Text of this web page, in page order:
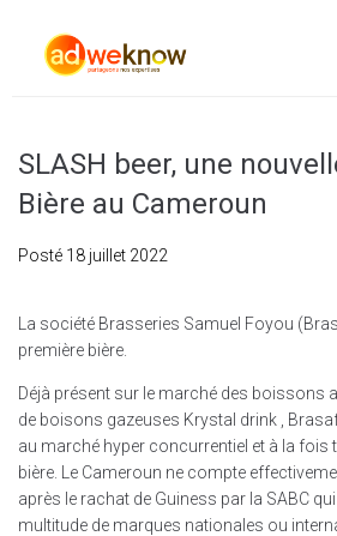
SLASH beer, une
Bière au Cameroun
Posté 18 juillet 2022
La société Brasseries Samuel Foyou
première bière.
Déjà présent sur le marché des boissons
de boisons gazeuses Krystal drink ,
au marché hyper concurrentiel et à la fois
bière. Le Cameroun ne compte
après le rachat de Guiness par la SABC
multitude de marques nationales ou